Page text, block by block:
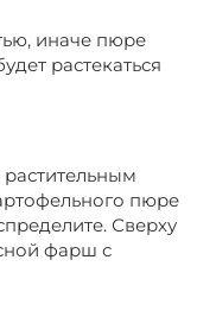
иначе пюре
растекаться
пюре
Сверху
фарш с